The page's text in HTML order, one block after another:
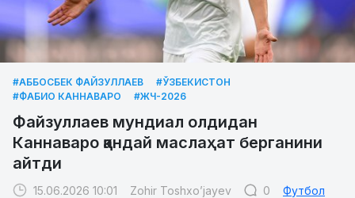
#АББОСБЕК ФАЙЗУЛЛАЕВ
#ЎЗБЕКИСТОН
#ФАБИО КАННАВАРО
#ЖЧ-2026
Файзуллаев мундиал олдидан
Каннаваро қандай маслаҳат берганини
айтди
15.06.2026 10:01 Zohir Toshxo’jayev 0 Футбол